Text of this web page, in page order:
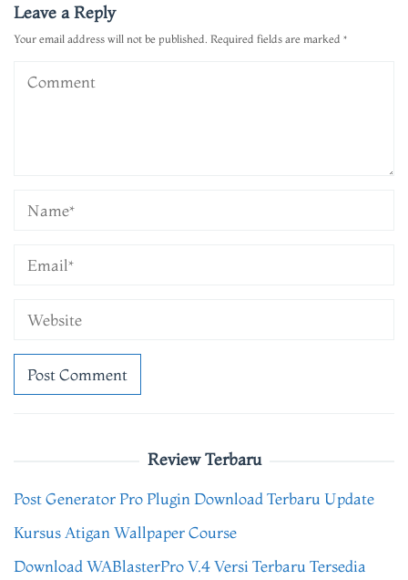
Leave a Reply
Your email address will not be published. Required fields are marked *
Review Terbaru
Post Generator Pro Plugin Download Terbaru Update
Kursus Atigan Wallpaper Course
Download WABlasterPro V.4 Versi Terbaru Tersedia